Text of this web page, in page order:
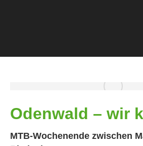
Odenwald – wir
MTB-Wochenende zwischen